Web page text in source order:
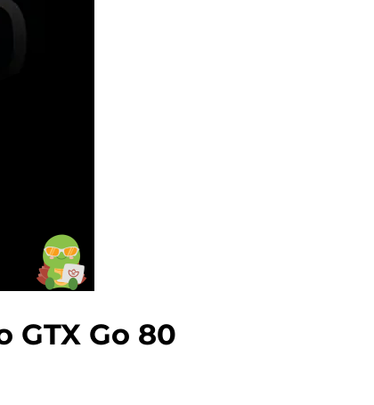
GTX Go 80